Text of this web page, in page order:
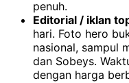
penuh.
Editorial / iklan
hari. Foto hero
nasional, sampul
dan Sobeys.
dengan harga